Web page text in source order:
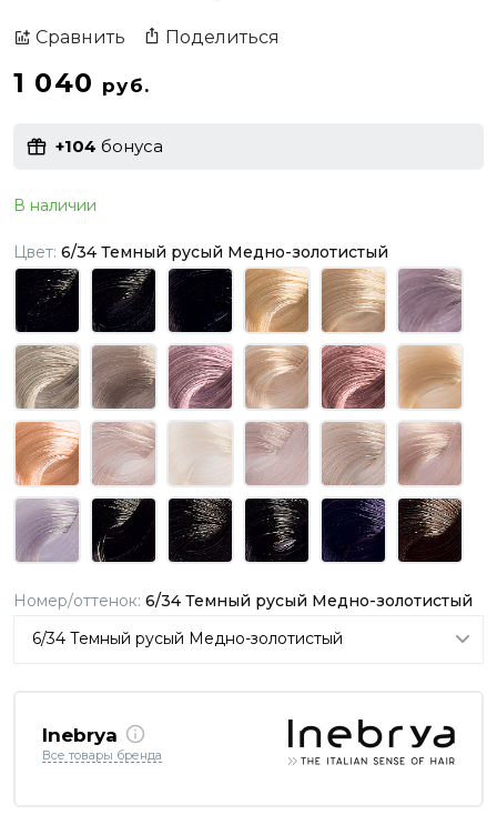
Сравнить Поделиться
1 040 руб.
+104 бонуса
В наличии
Цвет: 6/34 Темный русый Медно-золотистый
Номер/оттенок: 6/34 Темный русый Медно-золотистый
Inebrya
Все товары бренда